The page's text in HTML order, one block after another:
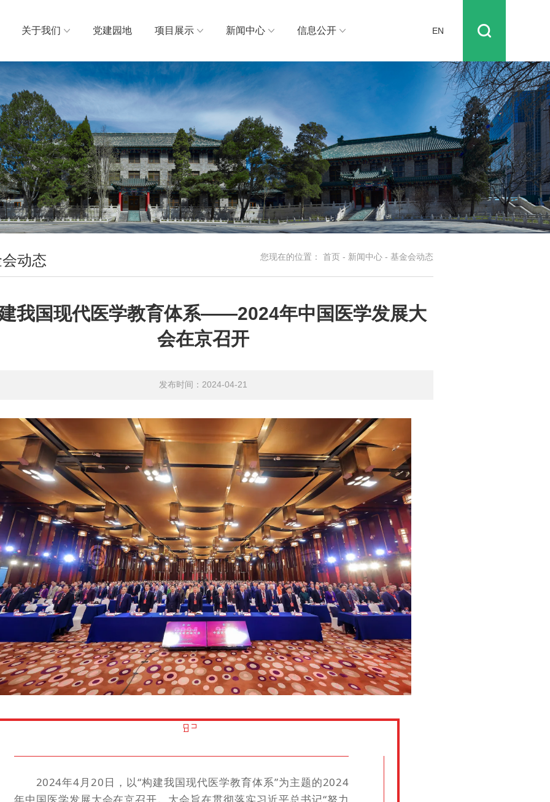
关于我们 党建园地 项目展示 新闻中心 信息公开 EN
动态 您现在的位置： 首页 - 新闻中心 - 基金会动态
我国现代医学教育体系——2024年中国医学发展大
会在京召开
发布时间：2024-04-21
2024年4月20日，以“构建我国现代医学教育体系”为主题的2024